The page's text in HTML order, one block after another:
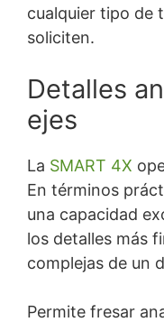
cualquier tipo de
soliciten.
Detalles
ejes
La SMART 4X
En términos
una capacidad
los detalles más
complejas de un
Permite fresar